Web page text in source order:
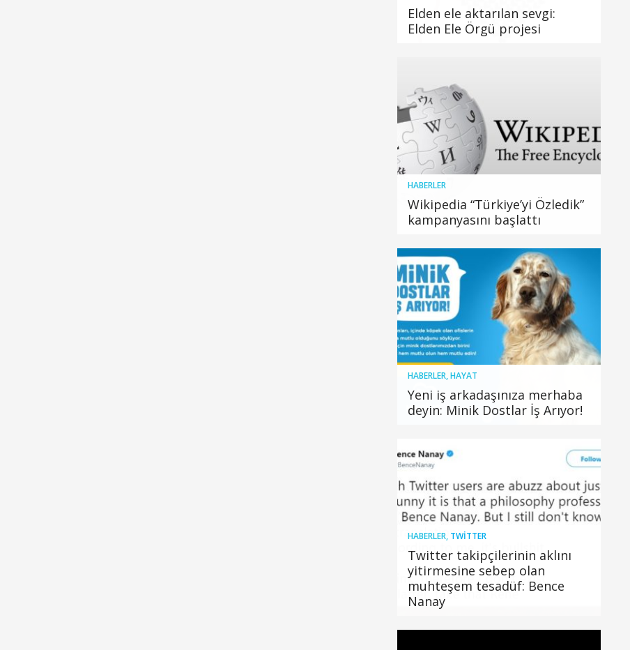
Elden ele aktarılan sevgi:
Elden Ele Örgü projesi
HABERLER
Wikipedia “Türkiye’yi Özledik”
kampanyasını başlattı
HABERLER,HAYAT
Yeni iş arkadaşınıza merhaba
deyin: Minik Dostlar İş Arıyor!
HABERLER, TWITTER
Twitter takipçilerinin aklını
yitirmesine sebep olan
muhteşem tesadüf: Bence
Nanay